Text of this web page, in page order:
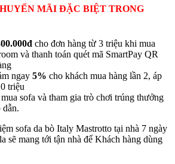
MÃI ĐẶC BIỆT TRONG
cho đơn hàng từ 3 triệu khi mua
và thanh toán quét mã SmartPay QR
ngay 5% cho khách mua hàng lần 2, áp
triệu
sofa và tham gia trò chơi trúng thưởng
dẫn.
sofa da bò Italy Mastrotto tại nhà 7 ngày
sẽ mang tới tận nhà để Khách hàng dùng